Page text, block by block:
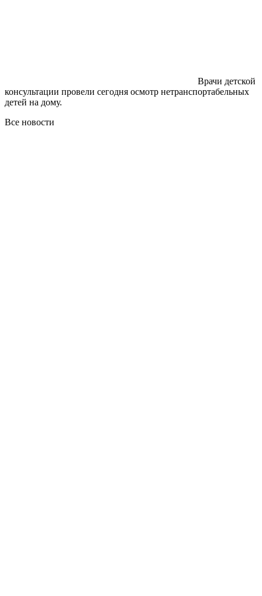
Врачи детской
консультации провели сегодня осмотр нетранспортабельных
детей на дому.
Все новости